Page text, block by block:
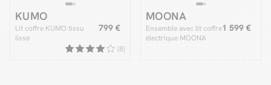
KUMO
Lit coffre KUMO tissu
lisse
799 €
(8)
MOONA
Ensemble avec lit coffre
électrique MOONA
1 599 €